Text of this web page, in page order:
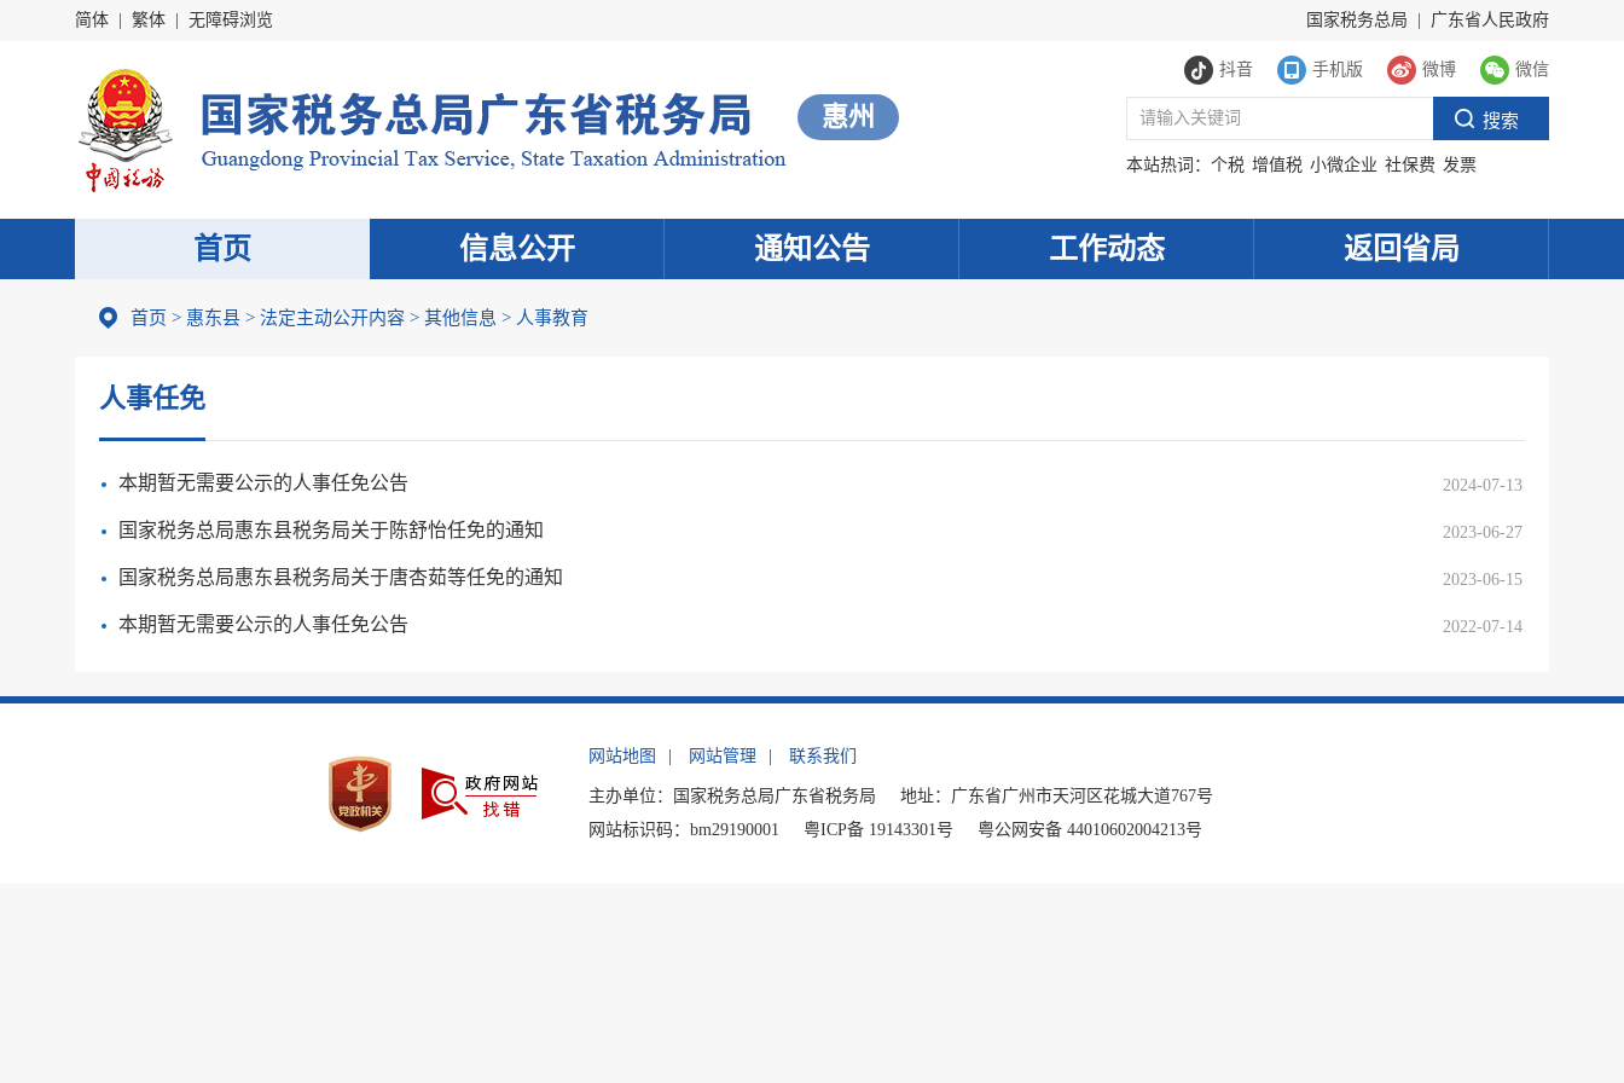
简体 繁体 无障碍浏览 国家税务总局 广东省人民政府
抖音 手机版 微博 微信
惠州
本站热词： 个税 增值税 小微企业 社保费 发票
首页 信息公开 通知公告 工作动态 返回省局
首页 > 惠东县 > 法定主动公开内容 > 其他信息 > 人事教育
人事任免
本期暂无需要公示的人事任免公告 2024-07-13
国家税务总局惠东县税务局关于陈舒怡任免的通知 2023-06-27
国家税务总局惠东县税务局关于唐杏茹等任免的通知 2023-06-15
本期暂无需要公示的人事任免公告 2022-07-14
网站地图 网站管理 联系我们
主办单位：国家税务总局广东省税务局
地址：广东省广州市天河区花城大道767号
网站标识码：bm29190001
粤ICP备 19143301号 粤公网安备 44010602004213号